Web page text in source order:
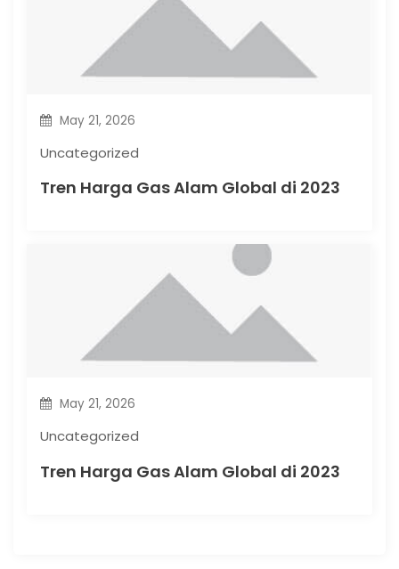
May 21, 2026
Uncategorized
Tren Harga Gas Alam Global di 2023
May 21, 2026
Uncategorized
Tren Harga Gas Alam Global di 2023